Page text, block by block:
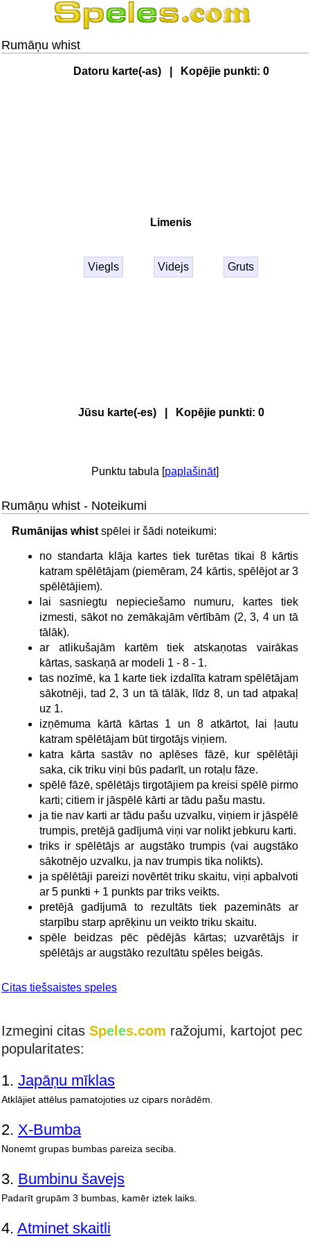
Rumāņu whist
Datoru karte(-as) | Kopējie punkti: 0
Limenis
Viegls Videjs Gruts
Jūsu karte(-es) | Kopējie punkti: 0
Punktu tabula [paplašināt]
Rumāņu whist - Noteikumi
Rumānijas whist spēlei ir šādi noteikumi:
no standarta klāja kartes tiek turētas tikai 8 kārtis
katram spēlētājam (piemēram, 24 kārtis, spēlējot ar 3
spēlētājiem).
lai sasniegtu nepieciešamo numuru, kartes tiek
izmesti, sākot no zemākajām vērtībām (2, 3, 4 un tā
tālāk).
ar atlikušajām kartēm tiek atskaņotas vairākas
kārtas, saskaņā ar modeli 1 - 8 - 1.
tas nozīmē, ka 1 karte tiek izdalīta katram spēlētājam
sākotnēji, tad 2, 3 un tā tālāk, līdz 8, un tad atpakaļ
uz 1.
izņēmuma kārtā kārtas 1 un 8 atkārtot, lai ļautu
katram spēlētājam būt tirgotājs viņiem.
katra kārta sastāv no aplēses fāzē, kur spēlētāji
saka, cik triku viņi būs padarīt, un rotaļu fāze.
spēlē fāzē, spēlētājs tirgotājiem pa kreisi spēlē pirmo
karti; citiem ir jāspēlē kārti ar tādu pašu mastu.
ja tie nav karti ar tādu pašu uzvalku, viņiem ir jāspēlē
trumpis, pretējā gadījumā viņi var nolikt jebkuru karti.
triks ir spēlētājs ar augstāko trumpis (vai augstāko
sākotnējo uzvalku, ja nav trumpis tika nolikts).
ja spēlētāji pareizi novērtēt triku skaitu, viņi apbalvoti
ar 5 punkti + 1 punkts par triks veikts.
pretējā gadījumā to rezultāts tiek pazemināts ar
starpību starp aprēķinu un veikto triku skaitu.
spēle beidzas pēc pēdējās kārtas; uzvarētājs ir
spēlētājs ar augstāko rezultātu spēles beigās.
Citas tiešsaistes speles
Izmegini citas Spe es.com ražojumi, kartojot pec
popularitates:
1. Japāņu mīklas
Atklājiet attēlus pamatojoties uz cipars norādēm.
2. X-Bumba
Nonemt grupas bumbas pareiza seciba.
3. Bumbinu šavejs
Padarīt grupām 3 bumbas, kamēr iztek laiks.
4. Atminet skaitli